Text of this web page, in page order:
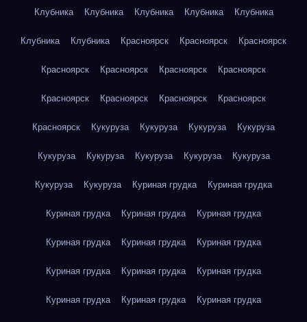
Клубника Клубника Клубника Клубника Клубника
Клубника Клубника Красноярск Красноярск Красноярск
Красноярск Красноярск Красноярск Красноярск
Красноярск Красноярск Красноярск Красноярск
Красноярск Кукуруза Кукуруза Кукуруза Кукуруза
Кукуруза Кукуруза Кукуруза Кукуруза Кукуруза
Кукуруза Кукуруза Куриная грудка Куриная грудка
Куриная грудка Куриная грудка Куриная грудка
Куриная грудка Куриная грудка Куриная грудка
Куриная грудка Куриная грудка Куриная грудка
Куриная грудка Куриная грудка Куриная грудка